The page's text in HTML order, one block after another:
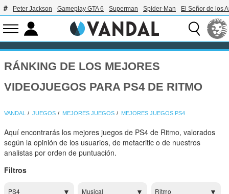
Peter Jackson Gameplay GTA 6 Superman Spider-Man El Señor de los
RÁNKING DE LOS MEJORES
VIDEOJUEGOS PARA PS4 DE RITMO
VANDAL JUEGOS MEJORES JUEGOS MEJORES JUEGOS PS4
Aquí encontrarás los mejores juegos de PS4 de Ritmo, valorados
según la opinión de los usuarios, de metacritic o de nuestros
analistas por orden de puntuación.
Filtros
PS4 Musical Ritmo